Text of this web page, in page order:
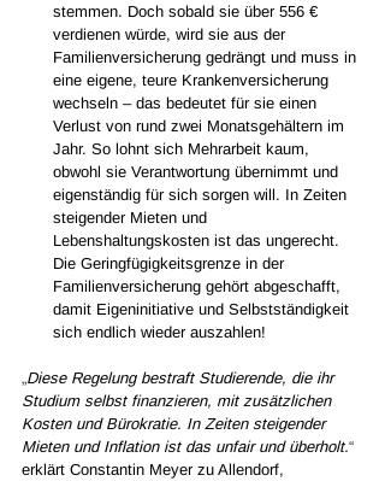
stemmen. Doch sobald sie über 556 €
verdienen würde, wird sie aus der
Familienversicherung gedrängt und muss in
eine eigene, teure Krankenversicherung
wechseln – das bedeutet für sie einen
Verlust von rund zwei Monatsgehältern im
Jahr. So lohnt sich Mehrarbeit kaum,
obwohl sie Verantwortung übernimmt und
eigenständig für sich sorgen will. In Zeiten
steigender Mieten und
Lebenshaltungskosten ist das ungerecht.
Die Geringfügigkeitsgrenze in der
Familienversicherung gehört abgeschafft,
damit Eigeninitiative und Selbstständigkeit
sich endlich wieder auszahlen!
„Diese Regelung bestraft Studierende, die ihr
Studium selbst finanzieren, mit zusätzlichen
Kosten und Bürokratie. In Zeiten steigender
Mieten und Inflation ist das unfair und überholt.“
erklärt Constantin Meyer zu Allendorf,